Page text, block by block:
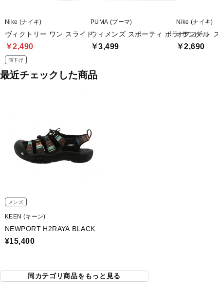
Nike (ナイキ)
ヴィクトリー ワン スライド
￥2,490
値下げ
PUMA (プーマ)
ウィメンズ スポーティ ボラ サンダル
￥3,499
Nike (ナイキ)
オフコート
￥2,690
最近チェックした商品
メンズ
KEEN (キーン)
NEWPORT H2RAYA BLACK
¥15,400
同カテゴリ商品をもっと見る